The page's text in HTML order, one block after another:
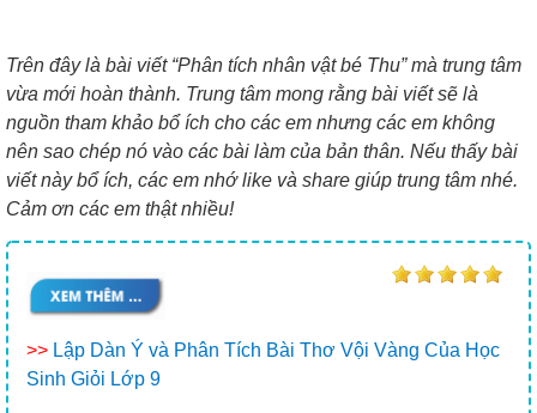
Trên đây là bài viết “Phân tích nhân vật bé Thu” mà trung tâm
vừa mới hoàn thành. Trung tâm mong rằng bài viết sẽ là
nguồn tham khảo bổ ích cho các em nhưng các em không
nên sao chép nó vào các bài làm của bản thân. Nếu thấy bài
viết này bổ ích, các em nhớ like và share giúp trung tâm nhé.
Cảm ơn các em thật nhiều!
>> Lập Dàn Ý và Phân Tích Bài Thơ Vội Vàng Của Học
Sinh Giỏi Lớp 9